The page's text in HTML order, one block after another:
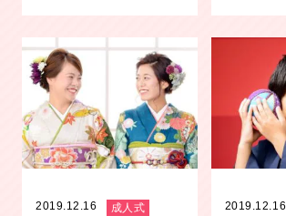
2019.12.16 成人式 2019.12.16